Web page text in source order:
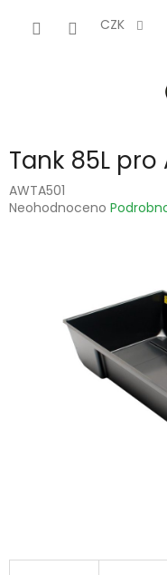
CZK
Tank 85L pro
AWTA501
Průměrné
hvězdiček.
Neohodnoceno